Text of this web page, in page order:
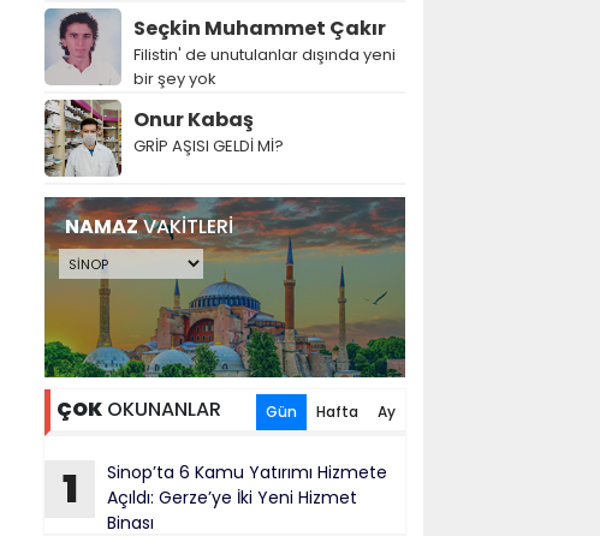
Seçkin Muhammet Çakır
Filistin' de unutulanlar dışında yeni
bir şey yok
Onur Kabaş
GRİP AŞISI GELDİ Mİ?
NAMAZVAKİTLERİ
ÇOK OKUNANLAR Gün Hafta Ay
1
Sinop’ta 6 Kamu Yatırımı Hizmete
Açıldı: Gerze’ye İki Yeni Hizmet
Binası